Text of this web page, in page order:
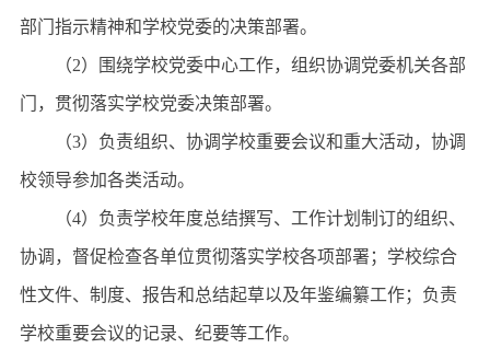
部门指示精神和学校党委的决策部署。
（2）围绕学校党委中心工作，组织协调党委机关各部
门，贯彻落实学校党委决策部署。
（3）负责组织、协调学校重要会议和重大活动，协调
校领导参加各类活动。
（4）负责学校年度总结撰写、工作计划制订的组织、
协调，督促检查各单位贯彻落实学校各项部署；学校综合
性文件、制度、报告和总结起草以及年鉴编纂工作；负责
学校重要会议的记录、纪要等工作。